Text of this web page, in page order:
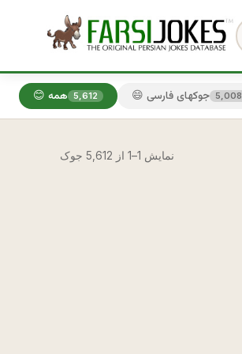
😊 همه 5,612 😄 جوکهای فارسی 5,008
نمایش 1–1 از 5,612 جوک